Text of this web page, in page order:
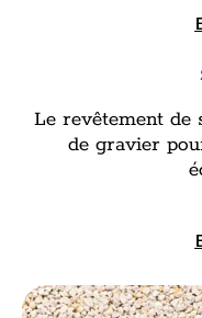
Le revêtement de
de gravier